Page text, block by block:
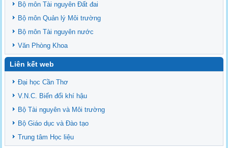
Bộ môn Tài nguyên Đất đai
Bộ môn Quản lý Môi trường
Bộ môn Tài nguyên nước
Văn Phòng Khoa
Liên kết web
Đại học Cần Thơ
V.N.C. Biến đổi khí hậu
Bộ Tài nguyên và Môi trường
Bộ Giáo dục và Đào tạo
Trung tâm Học liệu